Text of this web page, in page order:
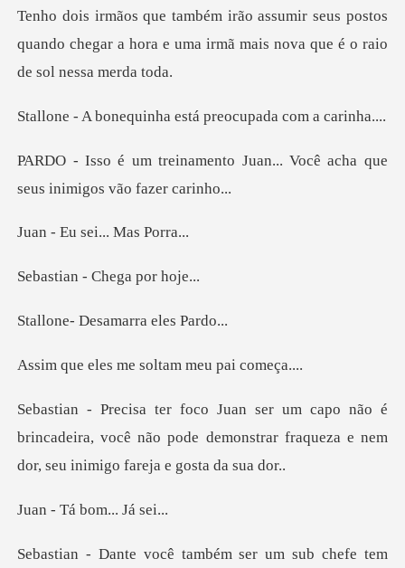
us postos
quando chegar a hora e uma irmã ma
inha está preocupad
o Juan... Você acha que
seus
sei... M
- Chega
esamarra el
me soltam meu
é
brincadeira, você não pode demonstrar fraqueza
á bom...
também ser um sub chefe